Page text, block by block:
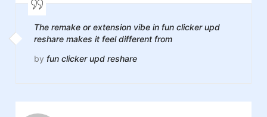
The remake or extension vibe in fun clicker upd
reshare makes it feel different from
by fun clicker upd reshare